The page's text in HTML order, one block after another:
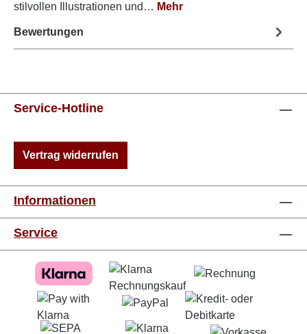
stilvollen Illustrationen und… Mehr
Bewertungen
Service-Hotline
Vertrag widerrufen
Informationen
Service